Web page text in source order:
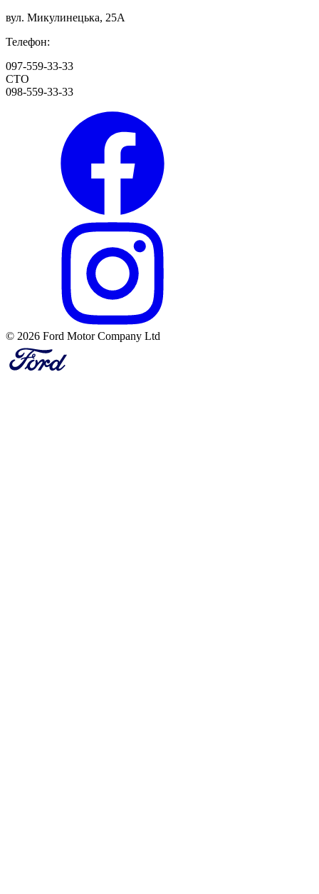
вул. Микулинецька, 25А
Телефон:
097-559-33-33
СТО
098-559-33-33
© 2026 Ford Motor Company Ltd